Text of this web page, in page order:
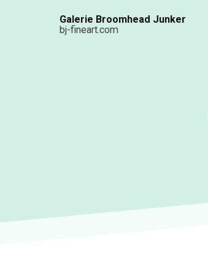
Galerie Broomhead Junker
bj-fineart.com